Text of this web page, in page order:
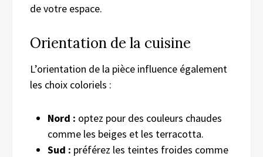
de votre espace.
Orientation de la cuisine
L’orientation de la pièce influence également
les choix coloriels :
Nord : optez pour des couleurs chaudes
comme les beiges et les terracotta.
Sud : préférez les teintes froides comme